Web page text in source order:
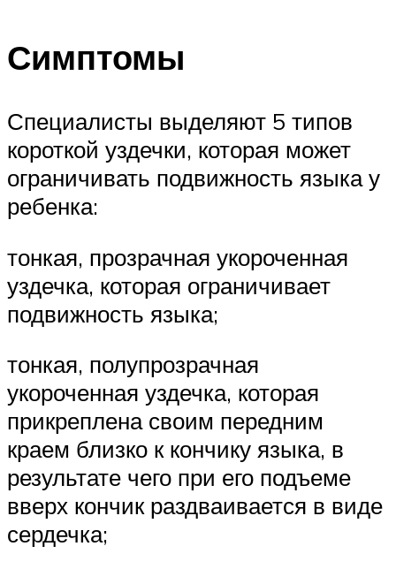
Симптомы
Специалисты выделяют 5 типов
короткой уздечки, которая может
ограничивать подвижность языка у
ребенка:
тонкая, прозрачная укороченная
уздечка, которая ограничивает
подвижность языка;
тонкая, полупрозрачная
укороченная уздечка, которая
прикреплена своим передним
краем близко к кончику языка, в
результате чего при его подъеме
вверх кончик раздваивается в виде
сердечка;